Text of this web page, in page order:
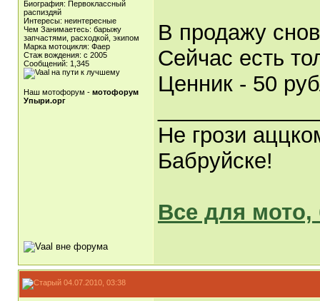
Биография: Первоклассный
распиздяй
Интересы: неинтересные
Чем Занимаетесь: барыжу
запчастями, расходкой, экипом
Марка мотоцикля: Фаер
Стаж вождения: с 2005
Сообщений: 1,345
Наш мотофорум - мотофорум
Упыри.орг
В продажу
Сейчас есть
Ценник - 50
Не грози
Бабруйске!
Все для мото,
04.07.2010, 03:38